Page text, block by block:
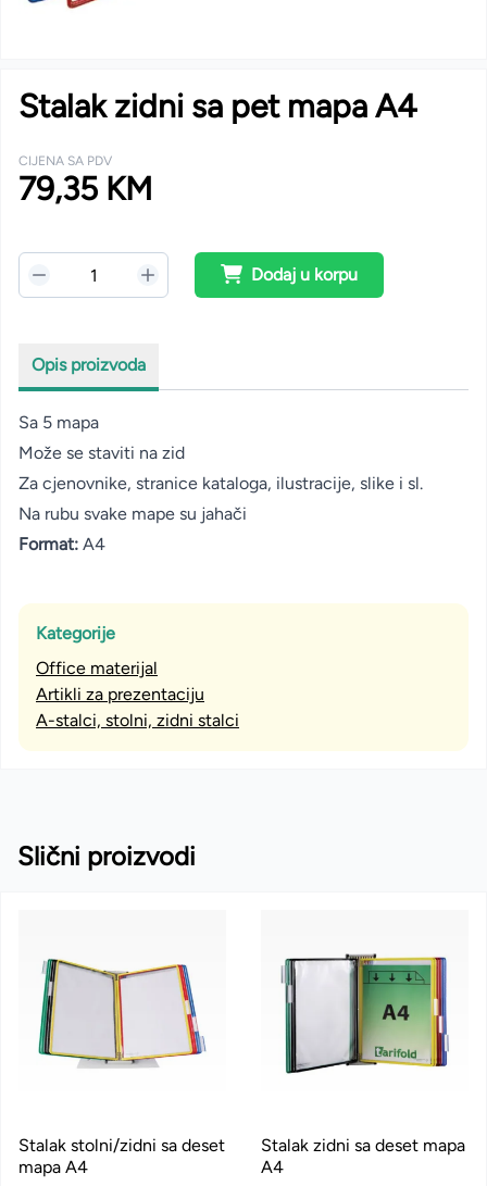
Stalak zidni sa pet mapa A4
CIJENA SA PDV
79,35 KM
Dodaj u korpu
Opis proizvoda
Sa 5 mapa
Može se staviti na zid
Za cjenovnike, stranice kataloga, ilustracije, slike i sl.
Na rubu svake mape su jahači
Format: A4
Kategorije
Office materijal
Artikli za prezentaciju
A-stalci, stolni, zidni stalci
Slični proizvodi
Stalak stolni/zidni sa deset
mapa A4
Stalak zidni sa deset mapa
A4